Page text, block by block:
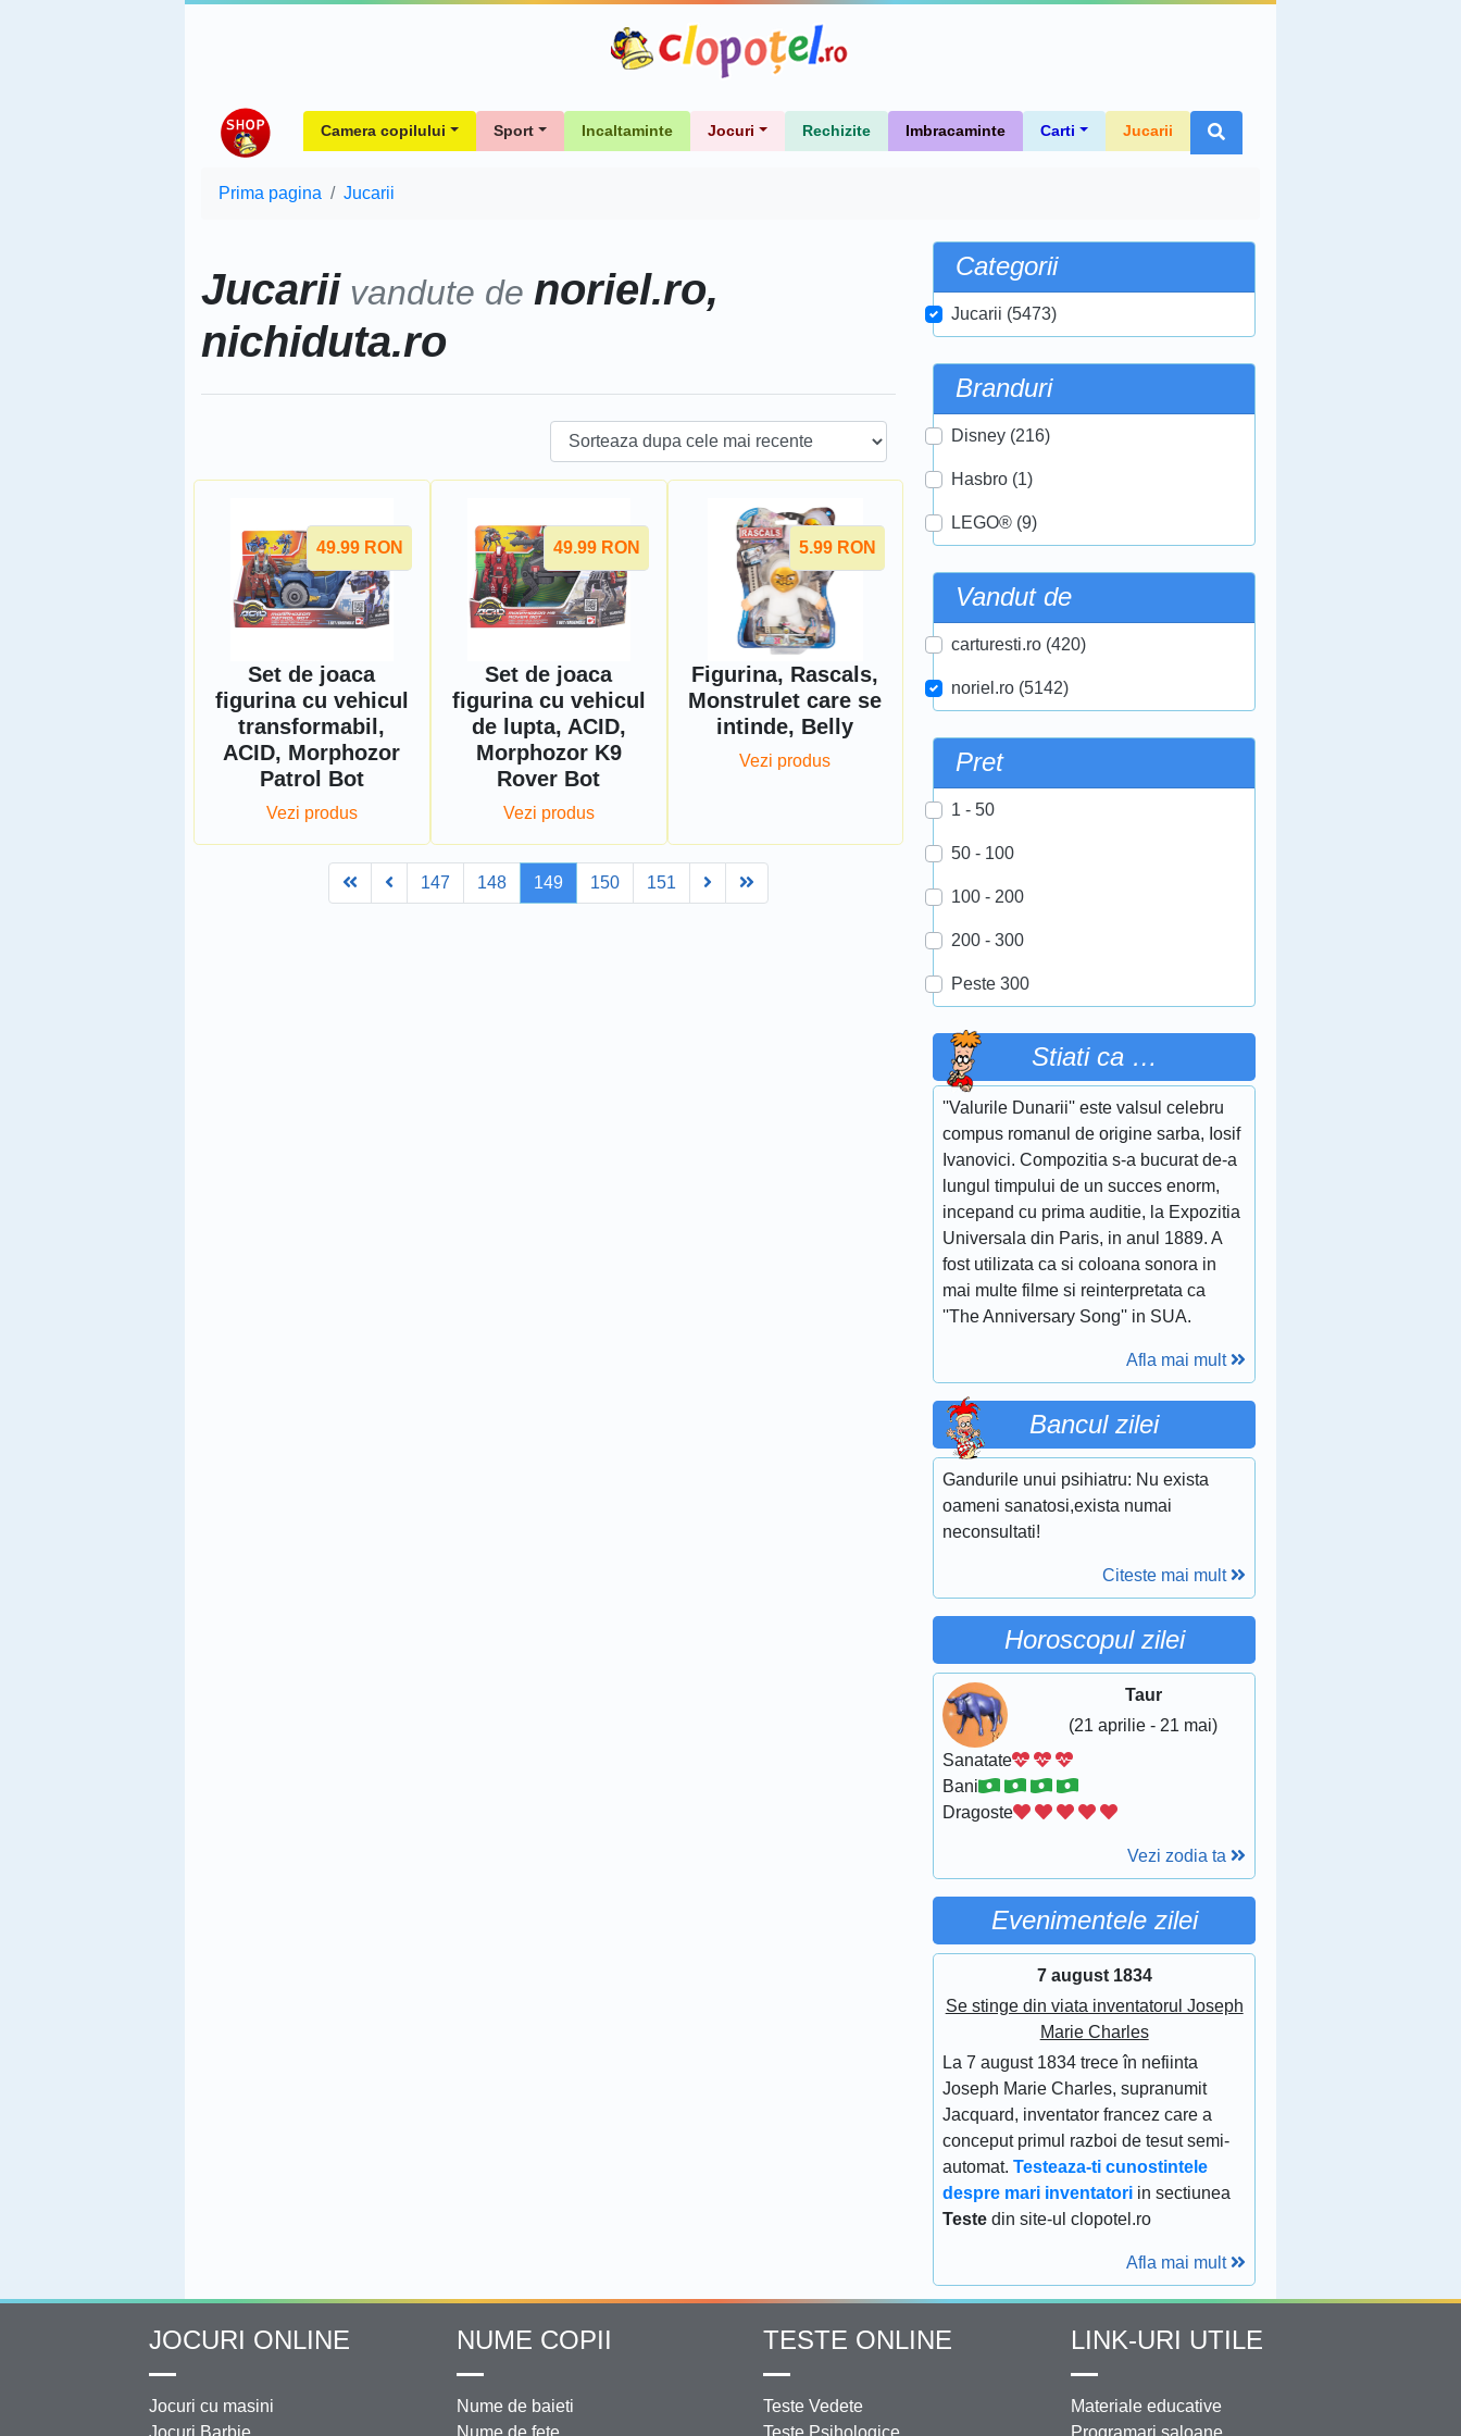
Camera copilului Sport Incaltaminte Jocuri Rechizite Imbracaminte Carti Jucarii
Prima pagina Jucarii
Jucarii vandute de noriel.ro,
nichiduta.ro
49.99 RON
Set de joaca
figurina cu vehicul
transformabil,
ACID, Morphozor
Patrol Bot
Vezi produs
49.99 RON
Set de joaca
figurina cu vehicul
de lupta, ACID,
Morphozor K9
Rover Bot
Vezi produs
5.99 RON
Figurina, Rascals,
Monstrulet care se
intinde, Belly
Vezi produs
FirstPrev147 148 149 150 151 Next
Categorii
Jucarii (5473)
Branduri
Disney (216)
Hasbro (1)
LEGO® (9)
Vandut de
carturesti.ro (420)
noriel.ro (5142)
Pret
1 - 50
50 - 100
100 - 200
200 - 300
Peste 300
Stiati ca …
''Valurile Dunarii'' este valsul celebru
compus romanul de origine sarba, Iosif
Ivanovici. Compozitia s-a bucurat de-a
lungul timpului de un succes enorm,
incepand cu prima auditie, la Expozitia
Universala din Paris, in anul 1889. A
fost utilizata ca si coloana sonora in
mai multe filme si reinterpretata ca
''The Anniversary Song'' in SUA.
Afla mai mult
Bancul zilei
Gandurile unui psihiatru: Nu exista
oameni sanatosi,exista numai
neconsultati!
Citeste mai mult
Horoscopul zilei
Taur
(21 aprilie - 21 mai)
Sanatate
Bani
Dragoste
Vezi zodia ta
Evenimentele zilei
7 august 1834
Se stinge din viata inventatorul Joseph
Marie Charles
La 7 august 1834 trece în nefiinta
Joseph Marie Charles, supranumit
Jacquard, inventator francez care a
conceput primul razboi de tesut semi-
automat.Testeaza-ti cunostintele
despre mari inventatori in sectiunea
Teste din site-ul clopotel.ro
Afla mai mult
JOCURI ONLINE
Jocuri cu masini
Jocuri Barbie
NUME COPII
Nume de baieti
Nume de fete
TESTE ONLINE
Teste Vedete
Teste Psihologice
LINK-URI UTILE
Materiale educative
Programari saloane